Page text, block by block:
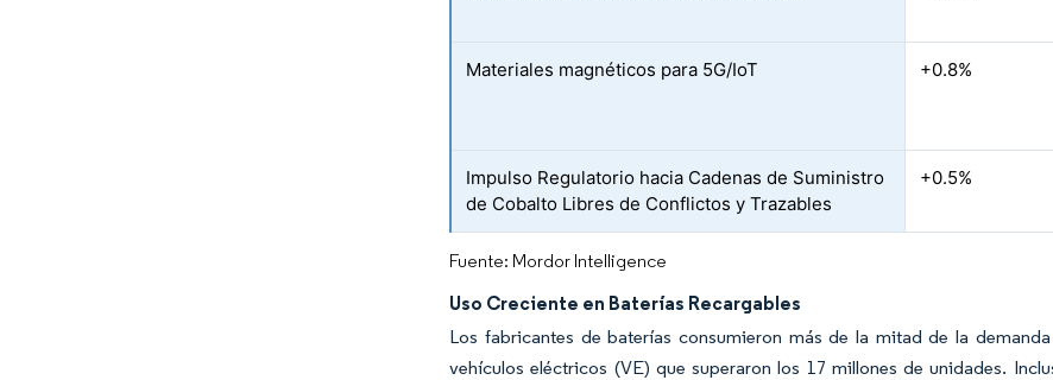
Materiales magnéticos para 5G/IoT +0.8%
Impulso Regulatorio hacia Cadenas de Suministro
de Cobalto Libres de Conflictos y Trazables
+0.5%
Fuente: Mordor Intelligence
Uso Creciente en Baterías Recargables
Los fabricantes de baterías consumieron más de la mitad de la
vehículos eléctricos (VE) que superaron los 17 millones de unidades.